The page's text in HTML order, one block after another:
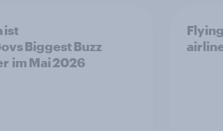
ist
Biggest Buzz
im Mai 2026